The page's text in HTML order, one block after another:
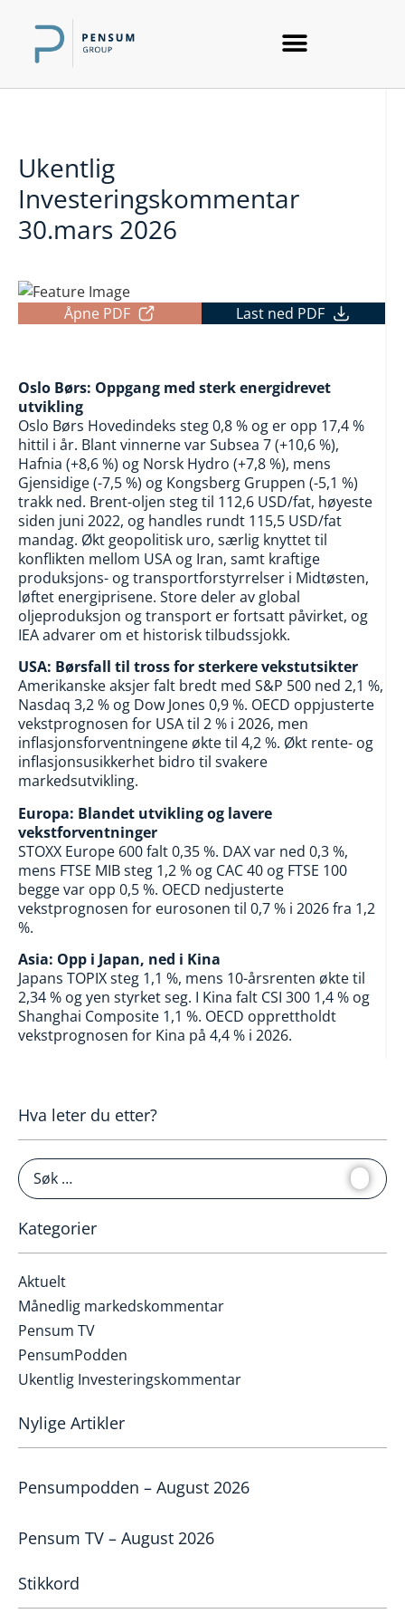
Ukentlig
Investeringskommentar
30.mars 2026
Åpne PDF Last ned PDF
Oslo Børs: Oppgang med sterk energidrevet
utvikling
Oslo Børs Hovedindeks steg 0,8 % og er opp 17,4 %
hittil i år. Blant vinnerne var Subsea 7 (+10,6 %),
Hafnia (+8,6 %) og Norsk Hydro (+7,8 %), mens
Gjensidige (-7,5 %) og Kongsberg Gruppen (-5,1 %)
trakk ned. Brent-oljen steg til 112,6 USD/fat, høyeste
siden juni 2022, og handles rundt 115,5 USD/fat
mandag. Økt geopolitisk uro, særlig knyttet til
konflikten mellom USA og Iran, samt kraftige
produksjons- og transportforstyrrelser i Midtøsten,
løftet energiprisene. Store deler av global
oljeproduksjon og transport er fortsatt påvirket, og
IEA advarer om et historisk tilbudssjokk.
USA: Børsfall til tross for sterkere vekstutsikter
Amerikanske aksjer falt bredt med S&P 500 ned 2,1 %,
Nasdaq 3,2 % og Dow Jones 0,9 %. OECD oppjusterte
vekstprognosen for USA til 2 % i 2026, men
inflasjonsforventningene økte til 4,2 %. Økt rente- og
inflasjonsusikkerhet bidro til svakere
markedsutvikling.
Europa: Blandet utvikling og lavere
vekstforventninger
STOXX Europe 600 falt 0,35 %. DAX var ned 0,3 %,
mens FTSE MIB steg 1,2 % og CAC 40 og FTSE 100
begge var opp 0,5 %. OECD nedjusterte
vekstprognosen for eurosonen til 0,7 % i 2026 fra 1,2
%.
Asia: Opp i Japan, ned i Kina
Japans TOPIX steg 1,1 %, mens 10-årsrenten økte til
2,34 % og yen styrket seg. I Kina falt CSI 300 1,4 % og
Shanghai Composite 1,1 %. OECD opprettholdt
vekstprognosen for Kina på 4,4 % i 2026.
Hva leter du etter?
Kategorier
Aktuelt
Månedlig markedskommentar
Pensum TV
PensumPodden
Ukentlig Investeringskommentar
Nylige Artikler
Pensumpodden – August 2026
Pensum TV – August 2026
Stikkord